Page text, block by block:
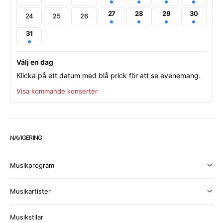
24 25 26 27 28 29 30
31
Välj en dag
Klicka på ett datum med blå prick för att se evenemang.
Visa kommande konserter
NAVIGERING
Musikprogram
Musikartister
Musikstilar